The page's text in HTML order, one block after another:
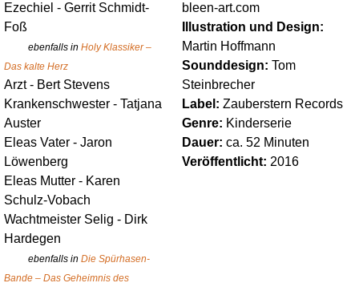
Ezechiel - Gerrit Schmidt-
Foß
ebenfalls in Holy Klassiker –
Das kalte Herz
Arzt- Bert Stevens
Krankenschwester - Tatjana
Auster
Eleas Vater - Jaron
Löwenberg
Eleas Mutter - Karen
Schulz-Vobach
Wachtmeister Selig - Dirk
Hardegen
ebenfalls in Die Spürhasen-
Bande – Das Geheimnis des
bleen-art.com
Illustration und Design:
Martin Hoffmann
Sounddesign: Tom
Steinbrecher
Label: Zauberstern Records
Genre: Kinderserie
Dauer: ca. 52 Minuten
Veröffentlicht: 2016